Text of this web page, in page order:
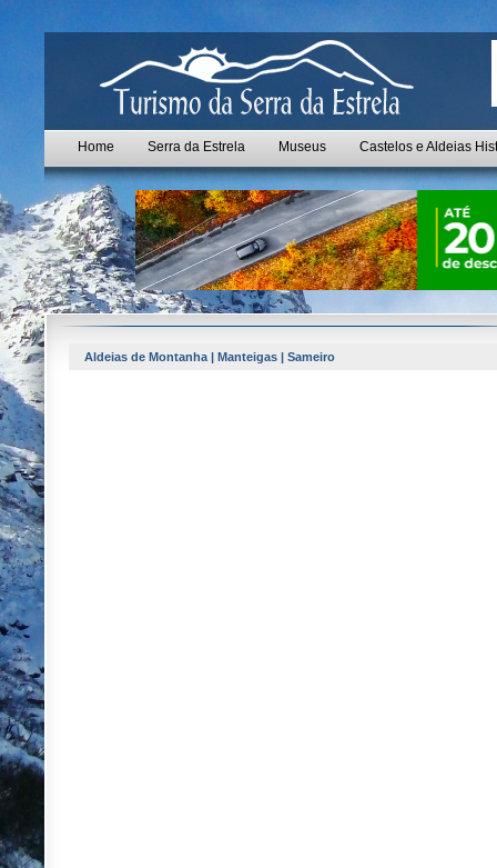
Home Serra da Estrela Museus Castelos e Aldeias
Aldeias de Montanha | Manteigas | Sameiro